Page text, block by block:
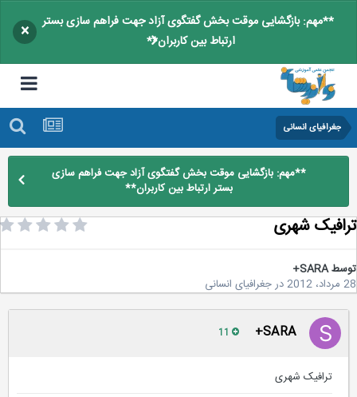
**مهم: بازگشایی موقت بخش گفتگوی آزاد جهت فراهم سازی بستر
ارتباط بین کاربران**
×
جغرافیای انسانی
**مهم: بازگشایی موقت بخش گفتگوی آزاد جهت فراهم سازی
بستر ارتباط بین کاربران**
شهری
SARA+
درجغرافیای انسانی
SARA+
ترافیک شهری